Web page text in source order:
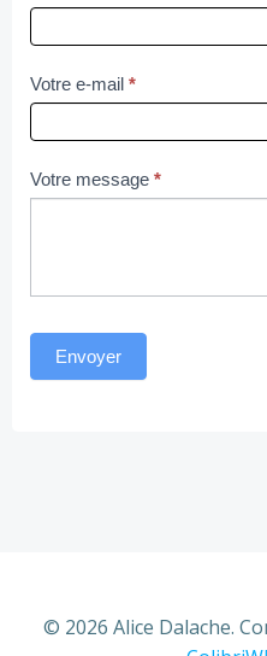
Votre e-mail *
Votre message *
Envoyer
© 2026 Alice Dalache.